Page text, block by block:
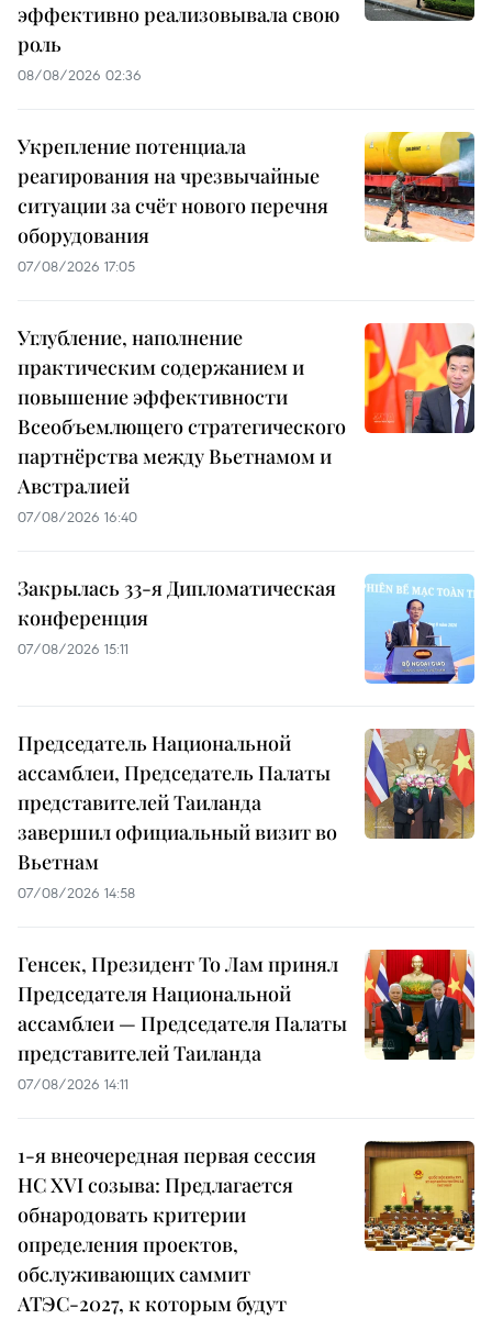
эффективно реализовывала свою
роль
08/08/2026 02:36
Укрепление потенциала
реагирования на чрезвычайные
ситуации за счёт нового перечня
оборудования
07/08/2026 17:05
Углубление, наполнение
практическим содержанием и
повышение эффективности
Всеобъемлющего стратегического
партнёрства между Вьетнамом и
Австралией
07/08/2026 16:40
Закрылась 33-я Дипломатическая
конференция
07/08/2026 15:11
Председатель Национальной
ассамблеи, Председатель Палаты
представителей Таиланда
завершил официальный визит во
Вьетнам
07/08/2026 14:58
Генсек, Президент То Лам принял
Председателя Национальной
ассамблеи — Председателя Палаты
представителей Таиланда
07/08/2026 14:11
1-я внеочередная первая сессия
НС XVI созыва: Предлагается
обнародовать критерии
определения проектов,
обслуживающих саммит
АТЭС-2027, к которым будут